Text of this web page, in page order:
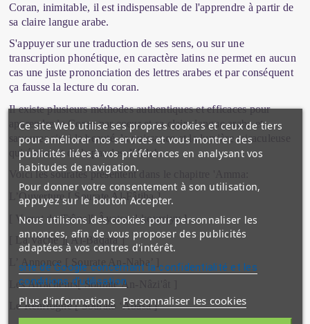
Coran, inimitable, il est indispensable de l'apprendre à partir de
sa claire langue arabe.
S'appuyer sur une traduction de ses sens, ou sur une
transcription phonétique, en caractère latins ne permet en aucun
cas une juste prononciation des lettres arabes et par conséquent
ça fausse la lecture du coran.
Il existe plusieurs méthodes authentiques et efficaces pour
apprendre le Coran par coeur et sa claire langue arabe et
savourer ainsi la beauté, la puissance et la lumière miraculeuse
qui émanent de la paroles d'Allah.
Voici les sourates présentent dans le chapitre 'Amma:
L’Ouverture [ Sourate Al-Fâtiha ]
[ Verset du Trône][ Âyatou-l-koursiyy ]
[ La Vache ][ Al-Baqara ]
L’ Annonce [ Sourate An-Naba’ ]
Les Arracheurs[ Sourate An-Nâzi'ât ]
Le Renfrogné [ Sourate ‘Abasa ]
Ce site Web utilise ses propres cookies et ceux de tiers
pour améliorer nos services et vous montrer des
publicités liées à vos préférences en analysant vos
habitudes de navigation.
Pour donner votre consentement à son utilisation,
appuyez sur le bouton Accepter.
Nous utilisons des cookies pour personnaliser les
annonces, afin de vous proposer des publicités
adaptées à vos centres d'intérêt.
site de Google concernant la confidentialité et les
conditions d'utilisation
Plus d'informations Personnaliser les cookies